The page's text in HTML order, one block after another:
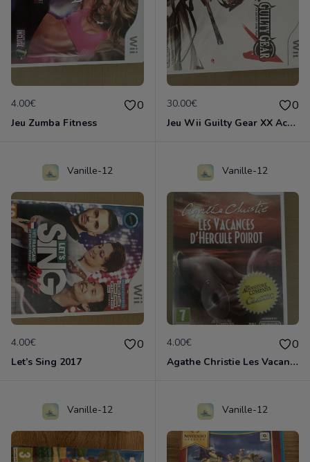
4.00€ 0
Jeu Zumba Fitness
30.00€ 0
Jeu Wii Guilty Gear XX Accent Core
Vanille-12
4.00€ 0
Let’s Sing 2017
Vanille-12
4.00€ 0
Agathe Christie Les Vacances d’Hercule Poirot
Vanille-12 Vanille-12